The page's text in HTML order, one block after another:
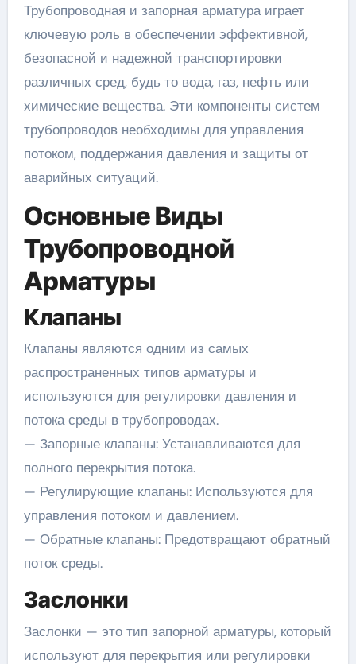
Трубопроводная и запорная арматура играет
ключевую роль в обеспечении эффективной,
безопасной и надежной транспортировки
различных сред, будь то вода, газ, нефть или
химические вещества. Эти компоненты систем
трубопроводов необходимы для управления
потоком, поддержания давления и защиты от
аварийных ситуаций.
Основные Виды
Трубопроводной
Арматуры
Клапаны
Клапаны являются одним из самых
распространенных типов арматуры и
используются для регулировки давления и
потока среды в трубопроводах.
— Запорные клапаны: Устанавливаются для
полного перекрытия потока.
— Регулирующие клапаны: Используются для
управления потоком и давлением.
— Обратные клапаны: Предотвращают обратный
поток среды.
Заслонки
Заслонки — это тип запорной арматуры, который
используют для перекрытия или регулировки